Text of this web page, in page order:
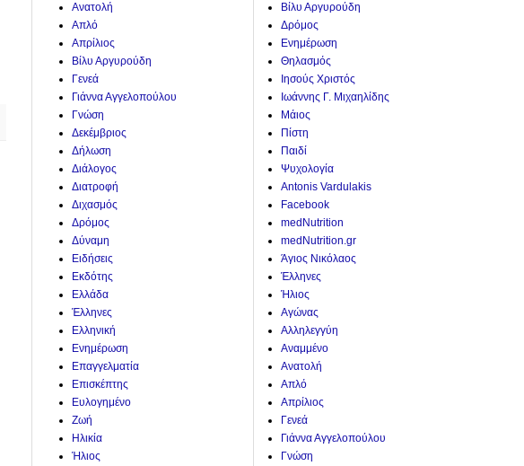
Ανατολή
Απλό
Απρίλιος
Βίλυ Αργυρούδη
Γενεά
Γιάννα Αγγελοπούλου
Γνώση
Δεκέμβριος
Δήλωση
Διάλογος
Διατροφή
Διχασμός
Δρόμος
Δύναμη
Ειδήσεις
Εκδότης
Ελλάδα
Έλληνες
Ελληνική
Ενημέρωση
Επαγγελματία
Επισκέπτης
Ευλογημένο
Ζωή
Ηλικία
Ήλιος
Βίλυ Αργυρούδη
Δρόμος
Ενημέρωση
Θηλασμός
Ιησούς Χριστός
Ιωάννης Γ. Μιχαηλίδης
Μάιος
Πίστη
Παιδί
Ψυχολογία
Antonis Vardulakis
Facebook
medNutrition
medNutrition.gr
Άγιος Νικόλαος
Έλληνες
Ήλιος
Αγώνας
Αλληλεγγύη
Αναμμένο
Ανατολή
Απλό
Απρίλιος
Γενεά
Γιάννα Αγγελοπούλου
Γνώση